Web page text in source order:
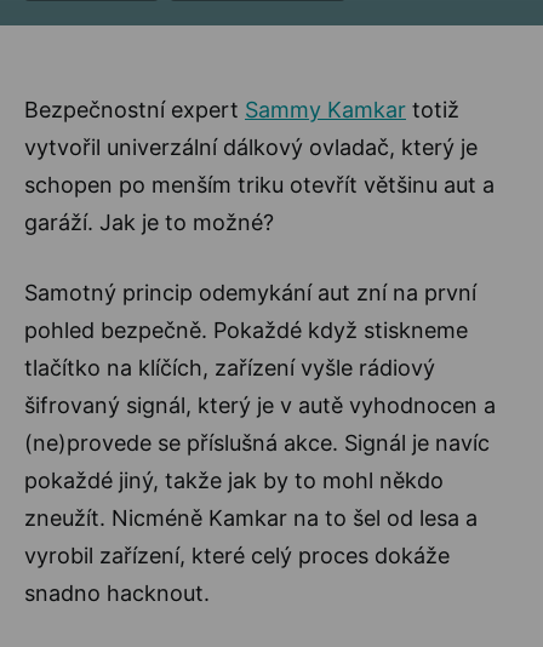
Bezpečnostní expert Sammy Kamkar totiž
vytvořil univerzální dálkový ovladač, který je
schopen po menším triku otevřít většinu aut a
garáží. Jak je to možné?
Samotný princip odemykání aut zní na první
pohled bezpečně. Pokaždé když stiskneme
tlačítko na klíčích, zařízení vyšle rádiový
šifrovaný signál, který je v autě vyhodnocen a
(ne)provede se příslušná akce. Signál je navíc
pokaždé jiný, takže jak by to mohl někdo
zneužít. Nicméně Kamkar na to šel od lesa a
vyrobil zařízení, které celý proces dokáže
snadno hacknout.